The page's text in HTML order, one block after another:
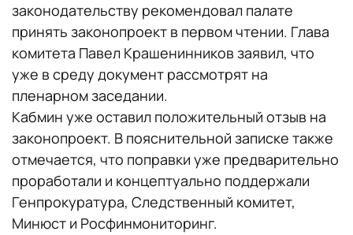
законодательству рекомендовал палате
принять законопроект в первом чтении. Глава
комитета Павел Крашенинников заявил, что
уже в среду документ рассмотрят на
пленарном заседании.
Кабмин уже оставил положительный отзыв на
законопроект. В пояснительной записке также
отмечается, что поправки уже предварительно
проработали и концептуально поддержали
Генпрокуратура, Следственный комитет,
Минюст и Росфинмониторинг.